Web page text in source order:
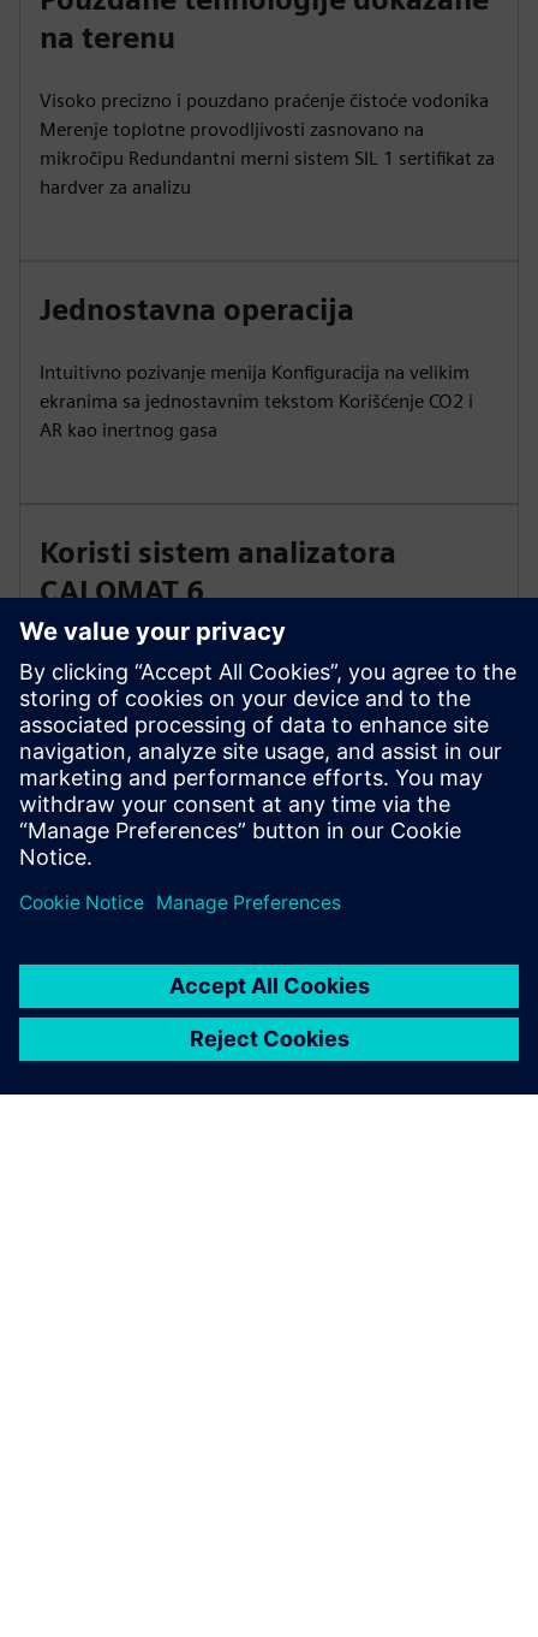
na terenu
Visoko precizno i pouzdano praćenje čistoće vodonika
Merenje toplotne provodljivosti zasnovano na
mikročipu Redundantni merni sistem SIL 1 sertifikat za
hardver za analizu
Jednostavna operacija
Intuitivno pozivanje menija Konfiguracija na velikim
ekranima sa jednostavnim tekstom Korišćenje CO2 i
AR kao inertnog gasa
Koristi sistem analizatora
CALOMAT 6
Kontinuirano određuje H2 i He u binarnim ili kvazi-
binarnim gasnim smešama na osnovu toplotne
provodljivosti. Sistem koristi dve nezavisne linije
analizatora gasa u jednom stalku kako bi se uskladio
sa međunarodnim direktivama.